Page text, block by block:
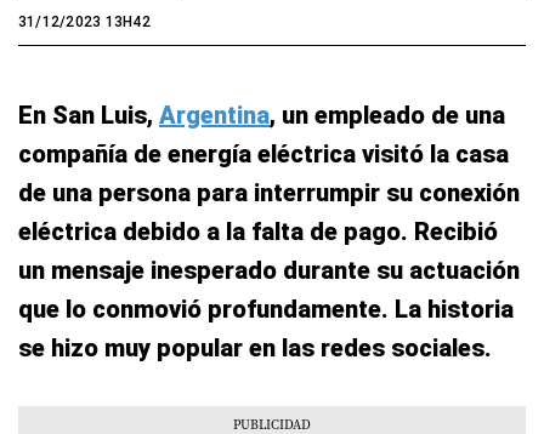
31/12/2023 13H42
En San Luis, Argentina, un empleado de una
compañía de energía eléctrica visitó la casa
de una persona para interrumpir su conexión
eléctrica debido a la falta de pago. Recibió
un mensaje inesperado durante su actuación
que lo conmovió profundamente. La historia
se hizo muy popular en las redes sociales.